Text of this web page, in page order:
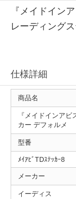
『メイドイン
レーディング
仕様詳細
商品名
『メイドインア
カー デフォルメ
型番
ﾒｲｱﾋﾞTDｽﾃｯｶｰ8
メーカー
イーディス